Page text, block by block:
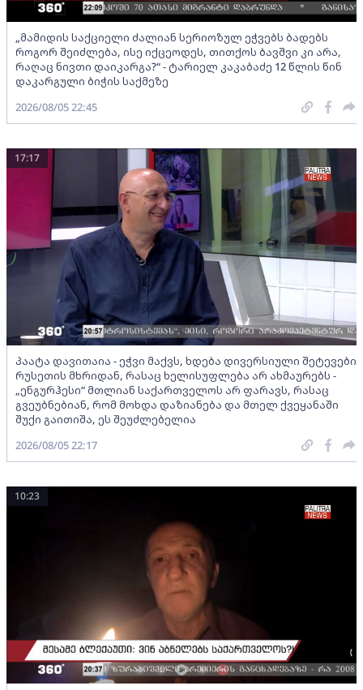
„მამიდის საქციელი ძალიან სერიოზულ ეჭვებს ბადებს
როგორ შეიძლება, ისე იქცეოდეს, თითქოს ბავშვი კი არა,
რაღაც ნივთი დაიკარგა?“ - ტარიელ კაკაბაძე 12 წლის წინ
დაკარგული ბიჭის საქმეზე
2026/08/05 22:45
პაატა დავითაია - ეჭვი მაქვს, ხდება დივერსიული შეტევები
რუსეთის მხრიდან, რასაც ხელისუფლება არ ახმაურებს -
„ენგურჰესი“ მთლიან საქართველოს არ ფარავს, რასაც
გვეუბნებიან, რომ მოხდა დაზიანება და მთელ ქვეყანაში
შუქი გაითიშა, ეს შეუძლებელია
17:17
2026/08/05 22:17
10:23